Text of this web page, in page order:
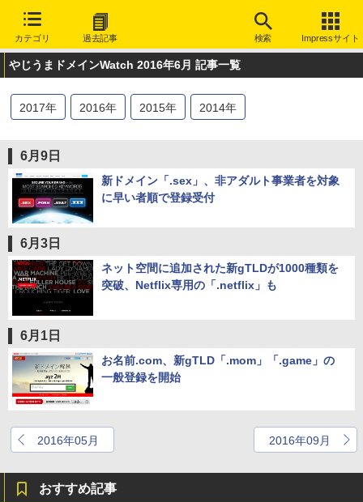
カテゴリ 過去記事 検索 Impressサイト
やじうまドメインWatch 2016年6月 記事一覧
2017年 2016年 2015年 2014年
6月9日
新ドメイン「.sex」、非アダルト事業者を対象
に早い者順で登録受付
6月3日
ネット空間に追加された新gTLDが1000種類を
突破、Netflix専用の「.netflix」も
6月1日
お名前.com、新gTLD「.mom」「.game」の
一般登録を開始
2016年05月 2016年09月
おすすめ記事